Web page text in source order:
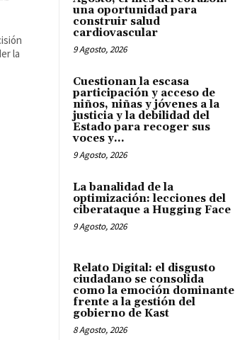
la
una oportunidad para
construir salud
cardiovascular
9 Agosto, 2026
Cuestionan la escasa
participación y acceso de
niños, niñas y jóvenes a la
justicia y la debilidad del
Estado para recoger sus
voces y...
9 Agosto, 2026
La banalidad de la
optimización: lecciones del
ciberataque a Hugging Face
9 Agosto, 2026
Relato Digital: el disgusto
ciudadano se consolida
como la emoción dominante
frente a la gestión del
gobierno de Kast
8 Agosto, 2026